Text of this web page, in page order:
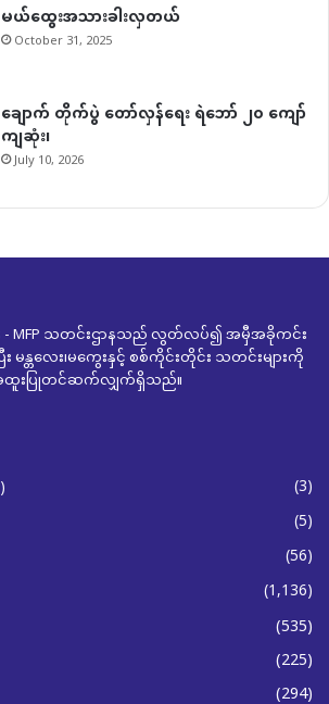
မယ်ထွေးအသားခါးလှတယ်
October 31, 2025
ချောက် တိုက်ပွဲ တော်လှန်ရေး ရဲဘော် ၂၀ ကျော်
ကျဆုံး၊
July 10, 2026
- MFP သတင်းဌာနသည် လွတ်လပ်၍ အမှီအခိုကင်း
မန္တလေး၊မကွေးနှင့် စစ်ကိုင်းတိုင်း သတင်းများကို
းပြုတင်ဆက်လျှက်ရှိသည်။
(3)
(5)
(56)
(1,136)
(535)
(225)
(294)